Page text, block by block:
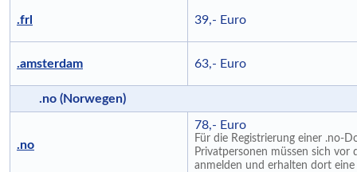
.frl 39,- Euro
.amsterdam 63,- Euro
.no (Norwegen)
.no
78,- Euro
Für die Registrierung einer .no-
Privatpersonen müssen sich
anmelden und erhalten dort